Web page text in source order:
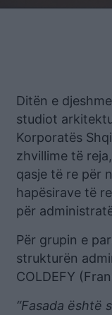
Ditën e
studiot
Korporatës
zhvillime të
qasje të re për
hapësirave të
për
Për grupin e
strukturën
COLDEFY
“Fasada është